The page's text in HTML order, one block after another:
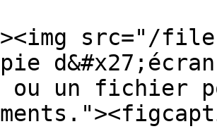
src="/files/
ou un fichier